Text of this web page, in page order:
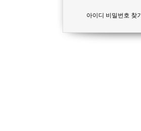
아이디 비밀번호 찾